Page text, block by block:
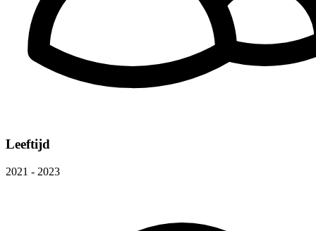
Leeftijd
2021 - 2023